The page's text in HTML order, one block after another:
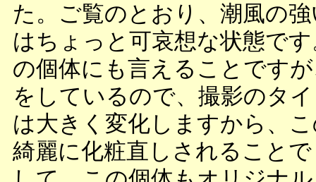
た。ご覧のとおり、潮風の
はちょっと可哀想な状態で
の個体にも言えることです
をしているので、撮影のタ
は大きく変化しますから、
綺麗に化粧直しされること